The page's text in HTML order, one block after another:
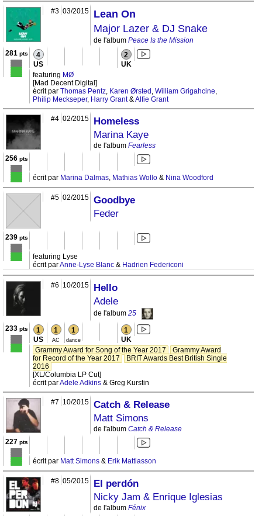
#3 03/2015
Lean On
Major Lazer & DJ Snake
de l'album Peace Is the Mission
281 pts 4
US
2
UK
featuring MØ
[Mad Decent Digital]
écrit par Thomas Pentz, Karen Ørsted , William Grigahcine,
Philip Meckseper, Harry Grant&Alfie Grant
#4 02/2015
Homeless
Marina Kaye
de l'album Fearless
256pts
écrit par Marina Dalmas, Mathias Wollo & Nina Woodford
#5 02/2015 Goodbye
Feder
239pts
featuring Lyse
écrit parAnne-Lyse Blanc & Hadrien Federiconi
#6 10/2015
Hello
Adele
de l'album 25
233pts 1
US
1
AC
1
dance
1
UK
Grammy Award for Song of the Year 2017
Grammy Award
for Record of the Year 2017
BRIT Awards Best British Single
2016
[XL/Columbia LP Cut]
écrit parAdele Adkins & Greg Kurstin
#7 10/2015 Catch & Release
Matt Simons
de l'album Catch & Release
227 pts
écrit par Matt Simons & Erik Mattiasson
#8 05/2015
El perdón
Nicky Jam & Enrique Iglesias
de l'album Fénix